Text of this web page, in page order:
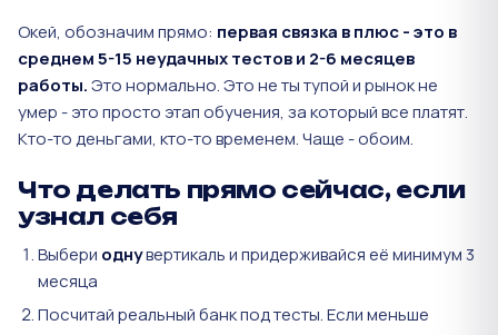
Окей, обозначим прямо: первая связка в плюс - это в
среднем 5-15 неудачных тестов и 2-6 месяцев
работы.Это нормально. Это не ты тупой и рынок не
умер - это просто этап обучения, за который все платят.
Кто-то деньгами, кто-то временем. Чаще - обоим.
Что делать прямо сейчас, если
узнал себя
Выбери однувертикаль и придерживайся её минимум 3
месяца
Посчитай реальный банк под тесты. Если меньше